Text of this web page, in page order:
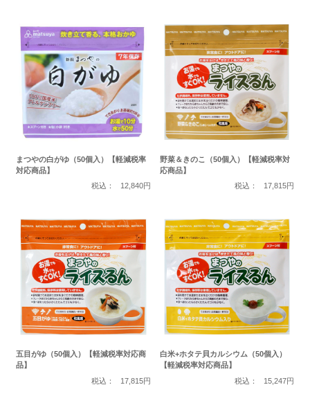
まつやの白がゆ（50個入）【軽減税率
対応商品】
税込：
12,840円
野菜＆きのこ（50個入）【軽減税率対
応商品】
税込：
17,815円
五目がゆ（50個入）【軽減税率対応商
品】
税込：
17,815円
白米+ホタテ貝カルシウム（50個入）
【軽減税率対応商品】
税込：
15,247円